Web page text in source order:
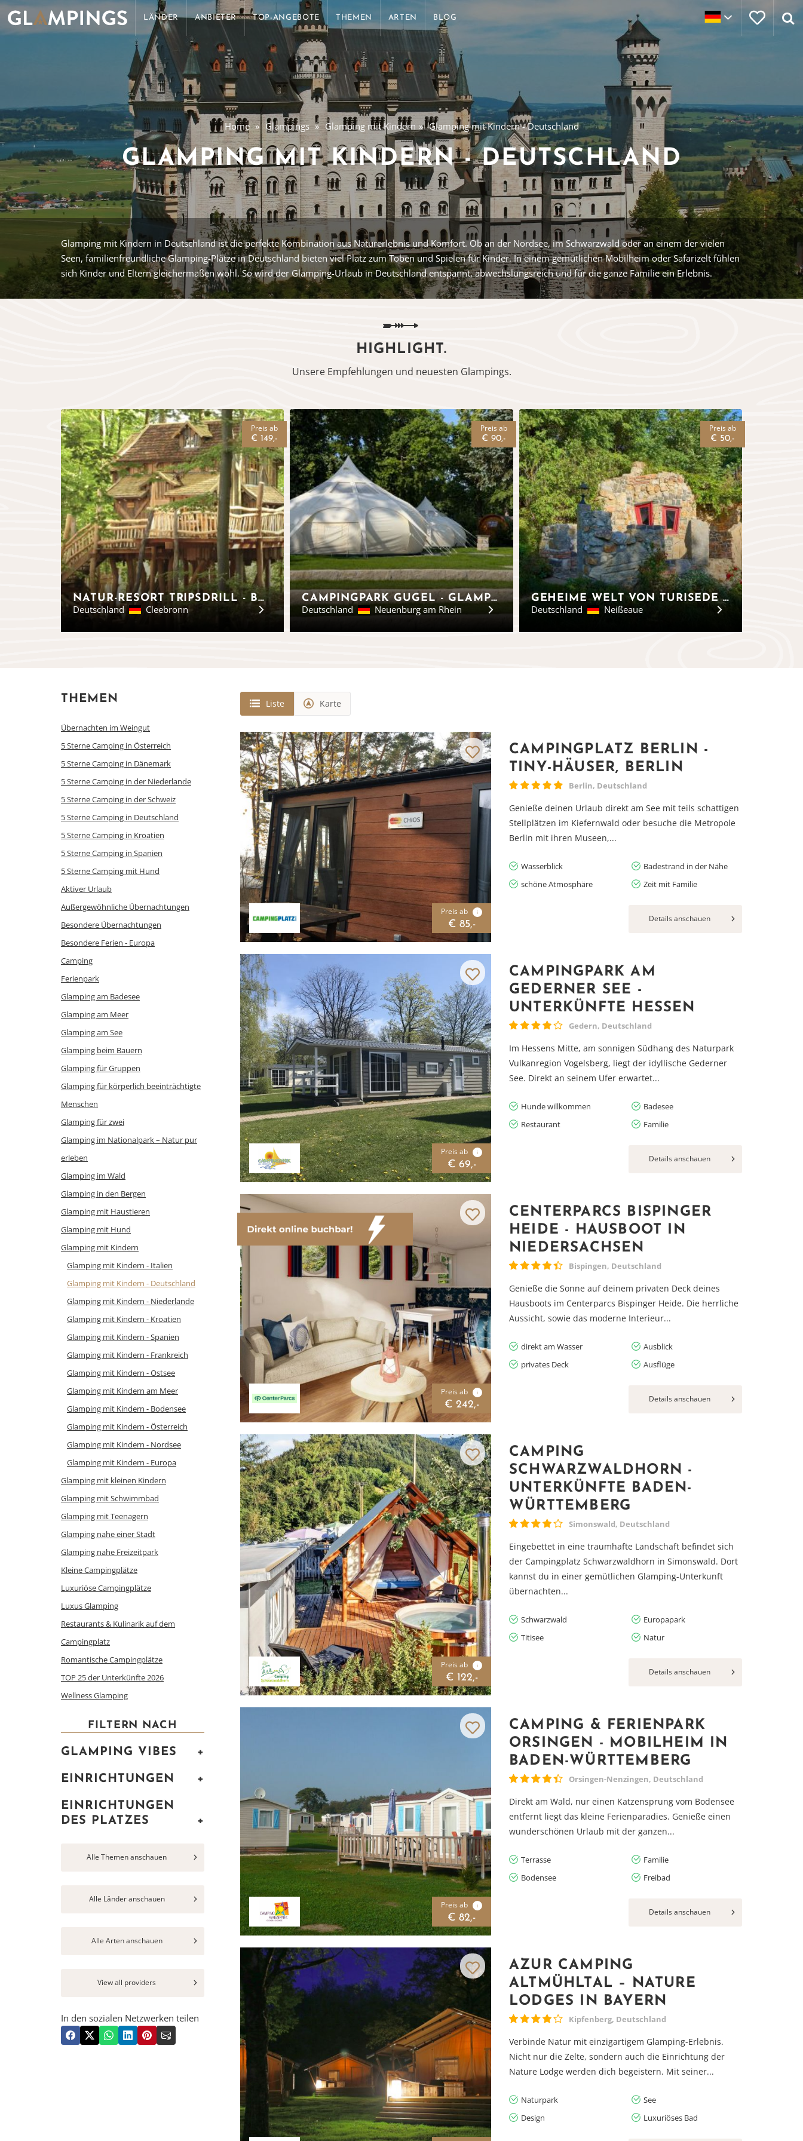
LÄNDER ANBIETER TOP-ANGEBOTE THEMEN ARTEN BLOG
Home Glampings Glamping mit Kindern Glamping mit Kindern - Deutschland
GLAMPING MIT KINDERN - DEUTSCHLAND
Glamping mit Kindern in Deutschland ist die perfekte Kombination aus Naturerlebnis und Komfort. Ob an der Nordsee, im Schwarzwald oder an einem der vielen
Seen, familienfreundliche Glamping-Plätze in Deutschland bieten viel Platz zum Toben und Spielen für Kinder. In einem gemütlichen Mobilheim oder Safarizelt fühlen
sich Kinder und Eltern gleichermaßen wohl. So wird der Glamping-Urlaub in Deutschland entspannt, abwechslungsreich und für die ganze Familie ein Erlebnis.
HIGHLIGHT.
Unsere Empfehlungen und neuesten Glampings.
NATUR-RESORT TRIPSDRILL - BAUMHÄUSER IN BADEN-WÜRTTEMBERG
Deutschland Cleebronn
Preis ab
€ 149,-
CAMPINGPARK GUGEL - GLAMPINGZELTE IM DREILÄNDERECK
Deutschland Neuenburg am Rhein
Preis ab
€ 90,-
GEHEIME WELT VON TURISEDE - GLAMPING-FREIZEITPARK IN SACHSEN
Deutschland Neißeaue
Preis ab
€ 50,-
THEMEN
Übernachten im Weingut
5 Sterne Camping in Österreich
5 Sterne Camping in Dänemark
5 Sterne Camping in der Niederlande
5 Sterne Camping in der Schweiz
5 Sterne Camping in Deutschland
5 Sterne Camping in Kroatien
5 Sterne Camping in Spanien
5 Sterne Camping mit Hund
Aktiver Urlaub
Außergewöhnliche Übernachtungen
Besondere Übernachtungen
Besondere Ferien - Europa
Camping
Ferienpark
Glamping am Badesee
Glamping am Meer
Glamping am See
Glamping beim Bauern
Glamping für Gruppen
Glamping für körperlich beeinträchtigte
Menschen
Glamping für zwei
Glamping im Nationalpark – Natur pur
erleben
Glamping im Wald
Glamping in den Bergen
Glamping mit Haustieren
Glamping mit Hund
Glamping mit Kindern
Glamping mit Kindern - Italien
Glamping mit Kindern - Deutschland
Glamping mit Kindern - Niederlande
Glamping mit Kindern - Kroatien
Glamping mit Kindern - Spanien
Glamping mit Kindern - Frankreich
Glamping mit Kindern - Ostsee
Glamping mit Kindern am Meer
Glamping mit Kindern - Bodensee
Glamping mit Kindern - Österreich
Glamping mit Kindern - Nordsee
Glamping mit Kindern - Europa
Glamping mit kleinen Kindern
Glamping mit Schwimmbad
Glamping mit Teenagern
Glamping nahe einer Stadt
Glamping nahe Freizeitpark
Kleine Campingplätze
Luxuriöse Campingplätze
Luxus Glamping
Restaurants & Kulinarik auf dem
Campingplatz
Romantische Campingplätze
TOP 25 der Unterkünfte 2026
Wellness Glamping
FILTERN NACH
GLAMPING VIBES +
EINRICHTUNGEN +
EINRICHTUNGEN
DES PLATZES
+
Alle Themen anschauen
Alle Länder anschauen
Alle Arten anschauen
View all providers
In den sozialen Netzwerken teilen
Liste Karte
Preis ab i
€ 85,-
CAMPINGPLATZ BERLIN -
TINY-HÄUSER, BERLIN
Berlin, Deutschland
Genieße deinen Urlaub direkt am See mit teils schattigen
Stellplätzen im Kiefernwald oder besuche die Metropole
Berlin mit ihren Museen,...
Wasserblick
Badestrand in der Nähe
schöne Atmosphäre
Zeit mit Familie
Details anschauen
Preis ab i
€ 69,-
CAMPINGPARK AM
GEDERNER SEE -
UNTERKÜNFTE HESSEN
Gedern, Deutschland
Im Hessens Mitte, am sonnigen Südhang des Naturpark
Vulkanregion Vogelsberg, liegt der idyllische Gederner
See. Direkt an seinem Ufer erwartet...
Hunde willkommen
Badesee
Restaurant
Familie
Details anschauen
Preis ab i
€ 242,-
CENTERPARCS BISPINGER
HEIDE - HAUSBOOT IN
NIEDERSACHSEN
Bispingen, Deutschland
Genieße die Sonne auf deinem privaten Deck deines
Hausboots im Centerparcs Bispinger Heide. Die herrliche
Aussicht, sowie das moderne Interieur...
direkt am Wasser
Ausblick
privates Deck
Ausflüge
Details anschauen
Preis ab i
€ 122,-
CAMPING
SCHWARZWALDHORN -
UNTERKÜNFTE BADEN-
WÜRTTEMBERG
Simonswald, Deutschland
Eingebettet in eine traumhafte Landschaft befindet sich
der Campingplatz Schwarzwaldhorn in Simonswald. Dort
kannst du in einer gemütlichen Glamping-Unterkunft
übernachten...
Schwarzwald
Europapark
Titisee
Natur
Details anschauen
Preis ab i
€ 82,-
CAMPING & FERIENPARK
ORSINGEN - MOBILHEIM IN
BADEN-WÜRTTEMBERG
Orsingen-Nenzingen, Deutschland
Direkt am Wald, nur einen Katzensprung vom Bodensee
entfernt liegt das kleine Ferienparadies. Genieße einen
wunderschönen Urlaub mit der ganzen...
Terrasse
Familie
Bodensee
Freibad
Details anschauen
AZUR CAMPING
ALTMÜHLTAL – NATURE
LODGES IN BAYERN
Kipfenberg, Deutschland
Verbinde Natur mit einzigartigem Glamping-Erlebnis.
Nicht nur die Zelte, sondern auch die Einrichtung der
Nature Lodge werden dich begeistern. Mit seiner...
Naturpark
See
Design
Luxuriöses Bad
Vielen Dank für das Abonnieren unseres Newsletters.